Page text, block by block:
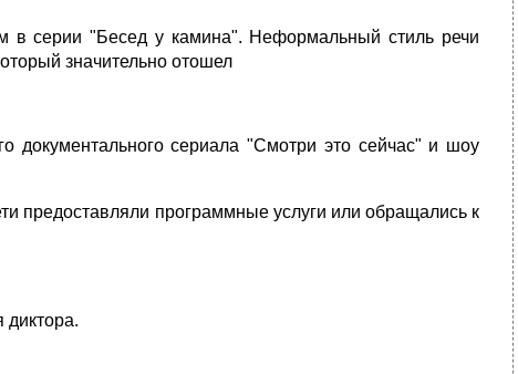
в серии "Бесед у камина". Неформальный стиль речи
значительно отошел
документального сериала "Смотри это сейчас" и шоу
предоставляли программные услуги или обращались к
диктора.